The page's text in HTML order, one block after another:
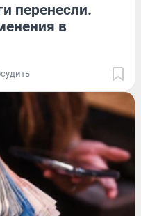
перенесли.
в